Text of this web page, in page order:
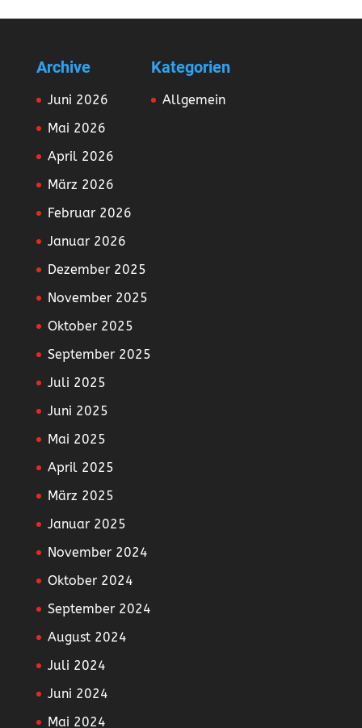
Archive
Juni 2026
Mai 2026
April 2026
März 2026
Februar 2026
Januar 2026
Dezember 2025
November 2025
Oktober 2025
September 2025
Juli 2025
Juni 2025
Mai 2025
April 2025
März 2025
Januar 2025
November 2024
Oktober 2024
September 2024
August 2024
Juli 2024
Juni 2024
Mai 2024
Kategorien
Allgemein